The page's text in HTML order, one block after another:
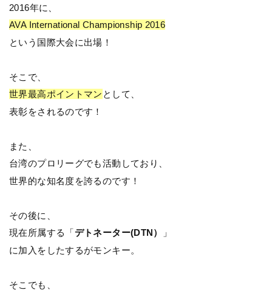
2016年に、
AVA International Championship 2016
という国際大会に出場！
そこで、
世界最高ポイントマン として、
表彰をされるのです！
また、
台湾のプロリーグでも活動しており、
世界的な知名度を誇るのです！
その後に、
現在所属する「デトネーター(DTN）
」
に加入をしたするがモンキー。
そこでも、